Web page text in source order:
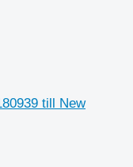
till New